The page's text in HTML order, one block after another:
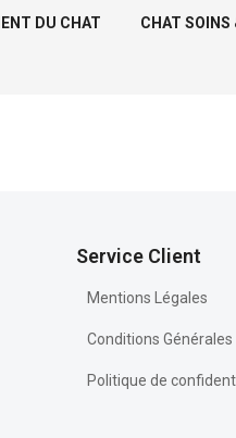
DU CHAT CHAT SOINS
Service Client
Mentions Légales
Conditions
Politique de